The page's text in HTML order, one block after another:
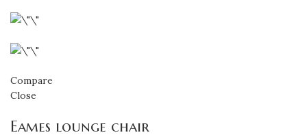
Compare
Close
Eames lounge chair